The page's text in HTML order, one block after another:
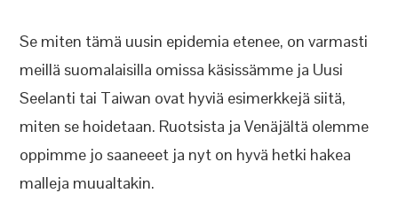
Se miten tämä uusin epidemia etenee, on varmasti
meillä suomalaisilla omissa käsissämme ja Uusi
Seelanti tai Taiwan ovat hyviä esimerkkejä siitä,
miten se hoidetaan. Ruotsista ja Venäjältä olemme
oppimme jo saaneeet ja nyt on hyvä hetki hakea
malleja muualtakin.